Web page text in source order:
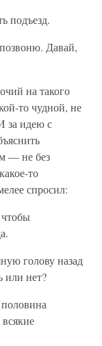
подъезд.
Давай,
на такого
то чудной, не
за идею с
— не без
то
спросил:
голову назад
или нет?